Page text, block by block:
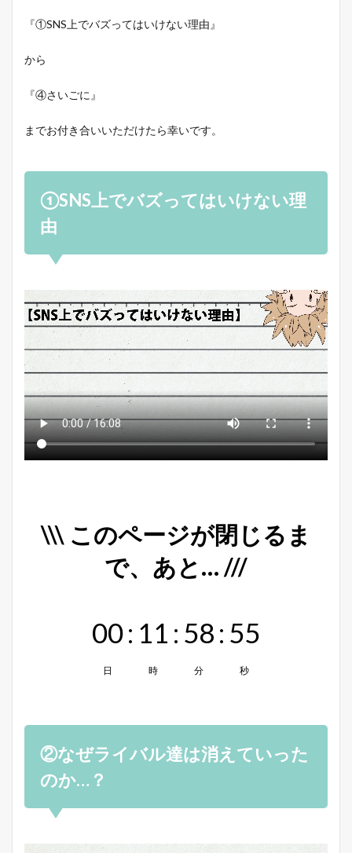
『①SNS上でバズってはいけない理由』
から
『④さいごに』
までお付き合いいただけたら幸いです。
①SNS上でバズってはいけない理
由
\\\ このページが閉じるま
で、あと… ///
00
日
: 11
時
: 58
分
: 55
秒
②なぜライバル達は消えていった
のか…？